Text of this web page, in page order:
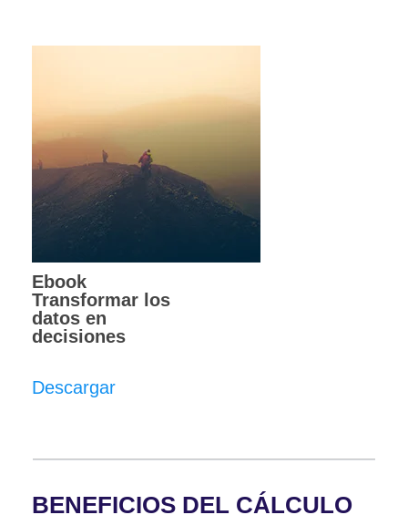
Ebook
Transformar los
datos en
decisiones
Descargar
BENEFICIOS DEL CÁLCULO